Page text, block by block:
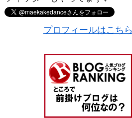
プロフィールはこちら